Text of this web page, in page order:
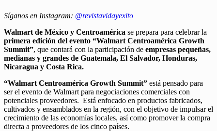
Síganos en Instagram: @revistavidayexito
Walmart de México y Centroamérica se prepara para celebrar la
primera edición del evento “Walmart Centroamérica Growth
Summit”, que contará con la participación de empresas pequeñas,
medianas y grandes de Guatemala, El Salvador, Honduras,
Nicaragua y Costa Rica.
“Walmart Centroamérica Growth Summit” está pensado para
ser el evento de Walmart para negociaciones comerciales con
potenciales proveedores. Está enfocado en productos fabricados,
cultivados y ensamblados en la región, con el objetivo de impulsar el
crecimiento de las economías locales, así como promover la compra
directa a proveedores de los cinco países.